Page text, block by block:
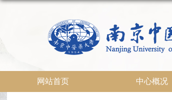
网站首页 中心概况